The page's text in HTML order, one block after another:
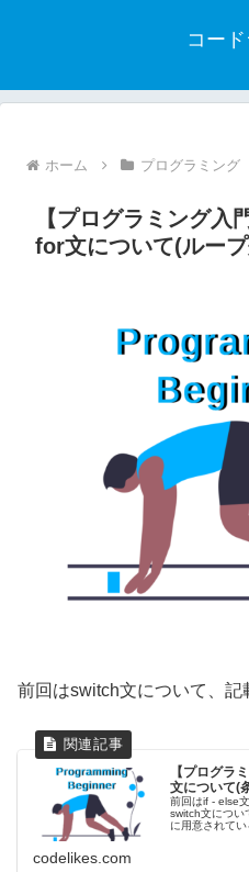
コー
ホーム プログラミング
【プログラミング入
for文について(ループ
前回はswitch文について、記
【プログラ
文について(
前回はif - else
switch文につい
に用意されて
codelikes.com